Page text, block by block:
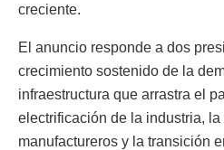
creciente.
El anuncio responde a dos
crecimiento sostenido de la
infraestructura que arrastra el
electrificación de la industria,
manufactureros y la transición